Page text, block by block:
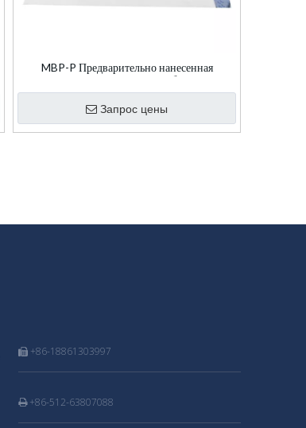
MBP-P Предварительно нанесенная
гидроизоляционная мембрана
Запрос цены
 +86-18861303997
+86-512-63807088